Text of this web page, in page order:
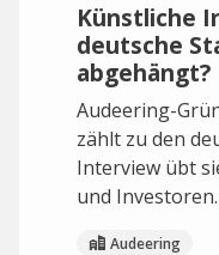
Künstliche
deutsche
abgehängt?
Audeering-
zählt zu den
Interview übt
und Investoren.
Audeering